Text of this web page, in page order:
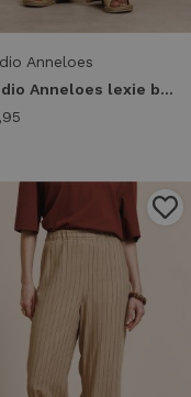
Anneloes
Studio Anneloes lexie bonded trousers 14018 Broek 8400 camel